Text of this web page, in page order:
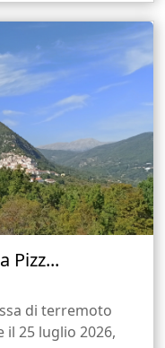
Pizz...
di terremoto
25 luglio 2026,